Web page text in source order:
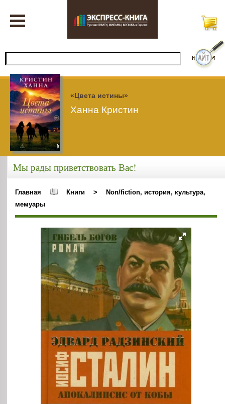
«Цвета истины»
Ханна Кристин
Мы рады приветствовать Вас!
Главная Книги >
Non/fiction, история, культура,
мемуары